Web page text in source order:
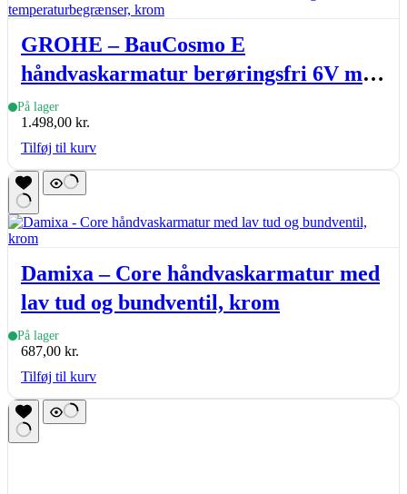
GROHE – BauCosmo E
håndvaskarmatur berøringsfri 6V med
temperaturbegrænser, krom
På lager
1.498,00 kr.
Tilføj til kurv
Damixa – Core håndvaskarmatur med
lav tud og bundventil, krom
På lager
687,00 kr.
Tilføj til kurv